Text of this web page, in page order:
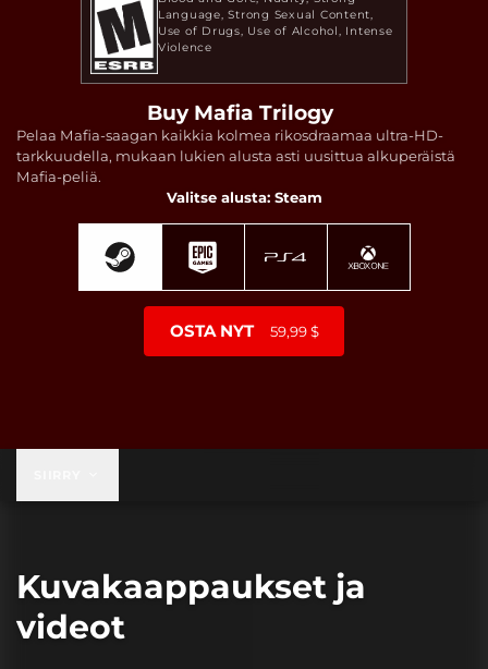
Language Strong Sexual Content
Use of Drugs
Use of Alcohol
Intense
Violence
Buy Mafia Trilogy
Pelaa Mafia-saagan kaikkia kolmea rikosdraamaa ultra-HD-
tarkkuudella, mukaan lukien alusta asti uusittua alkuperäistä
Mafia-peliä.
Valitse alusta: Steam
OSTA NYT 59,99 $
Kuvakaappaukset ja
videot